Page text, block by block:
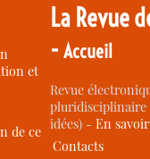
et
de ce
La Revue
-Accueil
Revue
idées) -En
Contacts